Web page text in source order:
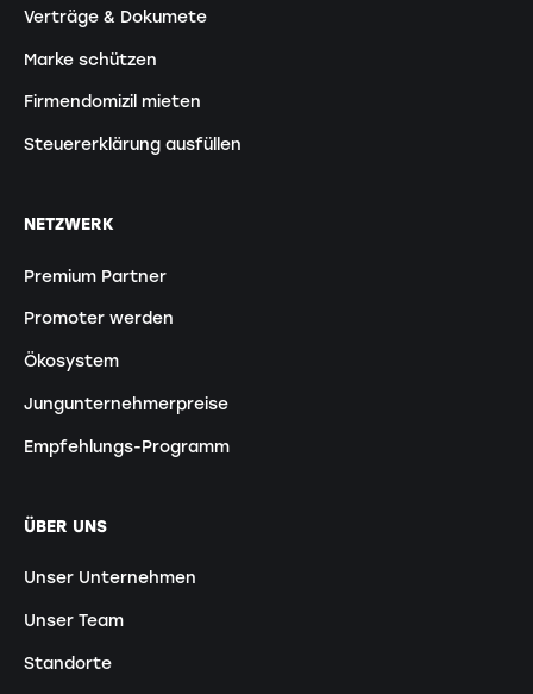
Verträge & Dokumete
Marke schützen
Firmendomizil mieten
Steuererklärung ausfüllen
NETZWERK
Premium Partner
Promoter werden
Ökosystem
Jungunternehmerpreise
Empfehlungs-Programm
ÜBER UNS
Unser Unternehmen
Unser Team
Standorte